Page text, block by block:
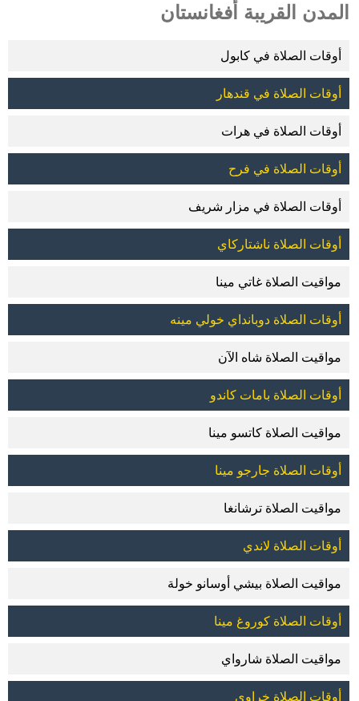
المدن القريبة أفغانستان
أوقات الصلاة في كابول
أوقات الصلاة في قندهار
أوقات الصلاة في هرات
أوقات الصلاة في فرح
أوقات الصلاة في مزار شريف
أوقات الصلاة ناشتاركاي
مواقيت الصلاة غاتي مينا
أوقات الصلاة دوبانداي خولي مينه
مواقيت الصلاة شاه الآن
أوقات الصلاة بامات كاندو
مواقيت الصلاة كاتسو مينا
أوقات الصلاة جارجو مينا
مواقيت الصلاة ترشانغا
أوقات الصلاة لاندي
مواقيت الصلاة بيشي أوسانو خولة
أوقات الصلاة كوروغ مينا
مواقيت الصلاة شارواي
أوقات الصلاة خراوي